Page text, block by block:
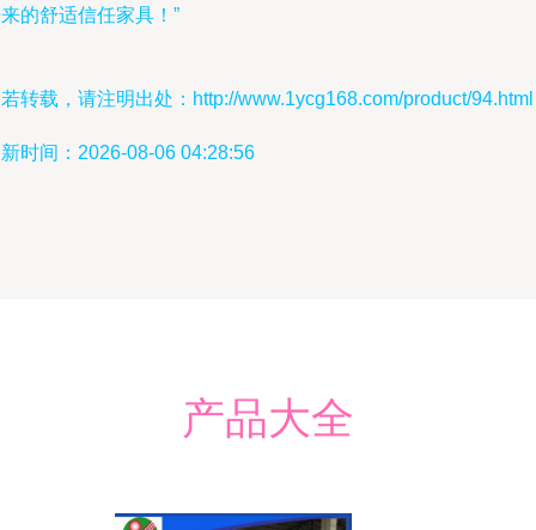
的舒适信任家具！”
转载，请注明出处：http://www.1ycg168.com/product/94.html
时间：2026-08-06 04:28:56
产品大全